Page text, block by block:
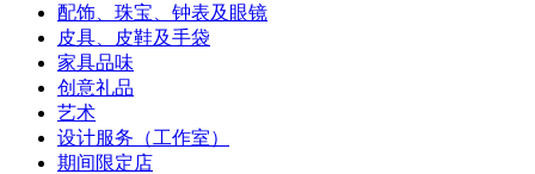
配饰、珠宝、钟表及眼镜
皮具、皮鞋及手袋
家具品味
创意礼品
艺术
设计服务（工作室）
期间限定店